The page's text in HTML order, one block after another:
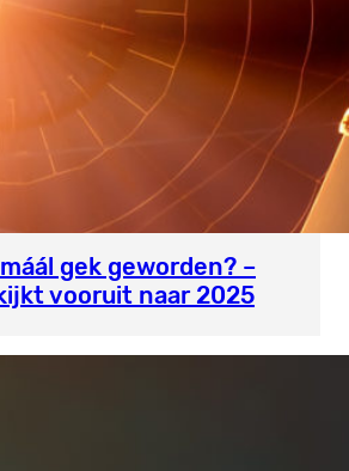
gek geworden? –
vooruit naar 2025